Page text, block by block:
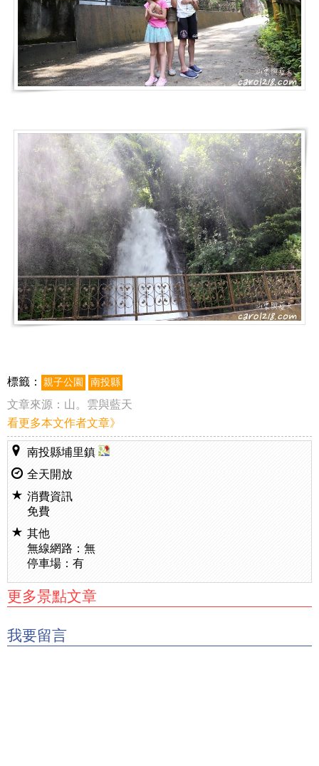
標籤： 親子公園 南投縣
文章來源： 山。雲與藍天
看更多本文作者文章》
南投縣埔里鎮
全天開放
消費資訊
免費
其他
無線網路：無
停車場：有
更多景點文章
我要留言